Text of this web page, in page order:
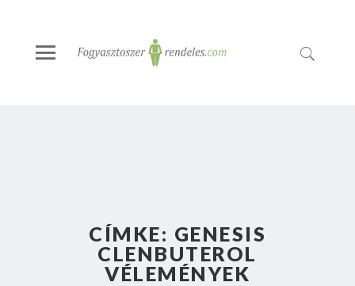
CÍMKE: GENESIS
CLENBUTEROL
VÉLEMÉNYEK